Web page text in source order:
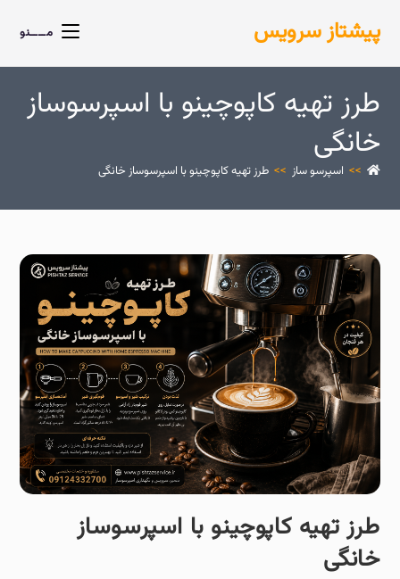
پیشتاز سرویس مــــنو
طرز تهیه کاپوچینو با اسپرسوساز
خانگی
>> اسپرسو ساز >> طرز تهیه کاپوچینو با اسپرسوساز خانگی
طرز تهیه کاپوچینو با اسپرسوساز
خانگی